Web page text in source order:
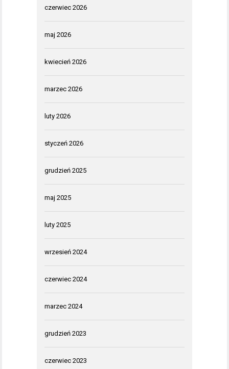
czerwiec 2026
maj 2026
kwiecień 2026
marzec 2026
luty 2026
styczeń 2026
grudzień 2025
maj 2025
luty 2025
wrzesień 2024
czerwiec 2024
marzec 2024
grudzień 2023
czerwiec 2023